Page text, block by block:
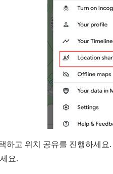
하고 위치 공유를 진행하세
요.